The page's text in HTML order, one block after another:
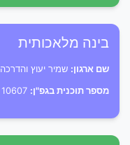
בינה מלאכותית
שם ארגון: שמיר יעוץ והדרכה
מספר תוכנית בגפ"ן: